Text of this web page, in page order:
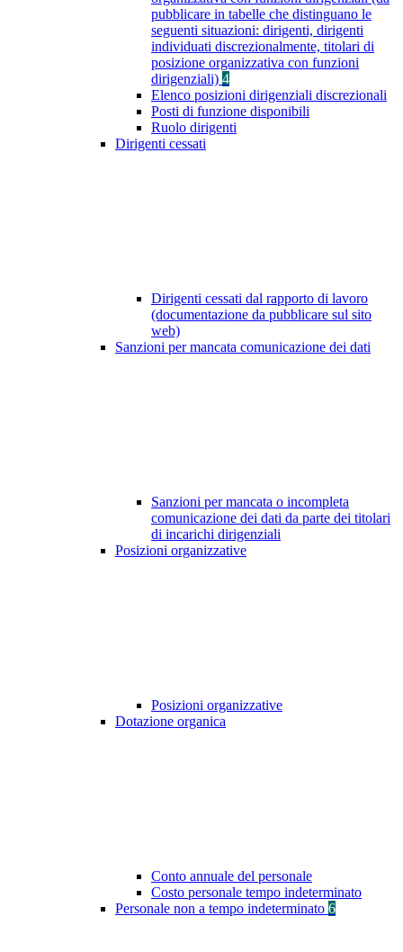
pubblicare in tabelle che distinguano le
seguenti situazioni: dirigenti, dirigenti
individuati discrezionalmente, titolari di
posizione organizzativa con funzioni
dirigenziali) 4
Elenco posizioni dirigenziali discrezionali
Posti di funzione disponibili
Ruolo dirigenti
Dirigenti cessati
Dirigenti cessati dal rapporto di lavoro
(documentazione da pubblicare sul sito
web)
Sanzioni per mancata comunicazione dei dati
Sanzioni per mancata o incompleta
comunicazione dei dati da parte dei titolari
di incarichi dirigenziali
Posizioni organizzative
Posizioni organizzative
Dotazione organica
Conto annuale del personale
Costo personale tempo indeterminato
Personale non a tempo indeterminato 6